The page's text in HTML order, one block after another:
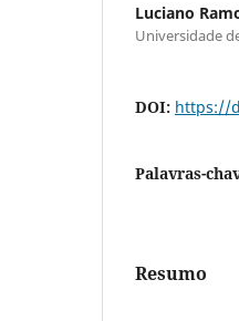
Luciano
Universidade
DOI: https://
Palavras-
Resumo